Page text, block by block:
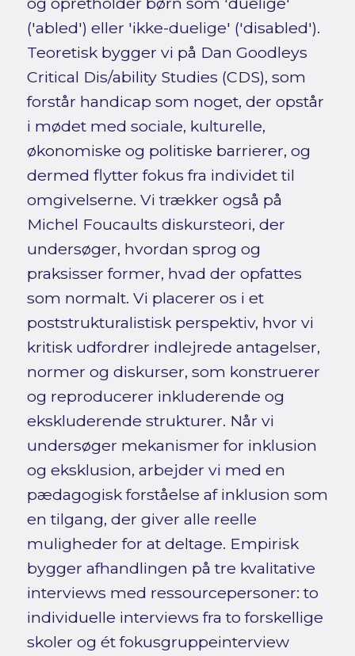
('abled') eller 'ikke-duelige' ('disabled').
Teoretisk bygger vi på Dan Goodleys
Critical Dis/ability Studies (CDS), som
forstår handicap som noget, der opstår
i mødet med sociale, kulturelle,
økonomiske og politiske barrierer, og
dermed flytter fokus fra individet til
omgivelserne. Vi trækker også på
Michel Foucaults diskursteori, der
undersøger, hvordan sprog og
praksisser former, hvad der opfattes
som normalt. Vi placerer os i et
poststrukturalistisk perspektiv, hvor vi
kritisk udfordrer indlejrede antagelser,
normer og diskurser, som konstruerer
og reproducerer inkluderende og
ekskluderende strukturer. Når vi
undersøger mekanismer for inklusion
og eksklusion, arbejder vi med en
pædagogisk forståelse af inklusion som
en tilgang, der giver alle reelle
muligheder for at deltage. Empirisk
bygger afhandlingen på tre kvalitative
interviews med ressourcepersoner: to
individuelle interviews fra to forskellige
skoler og ét fokusgruppeinterview